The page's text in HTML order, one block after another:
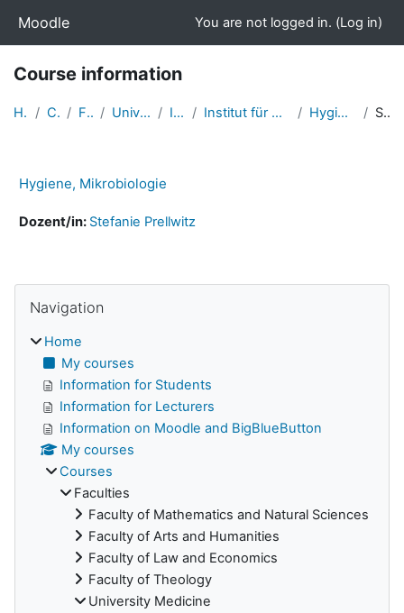
Moodle You are not logged in. (Log in)
Course information
Home Courses Faculties University Medicine Institutes Institut für Hygiene und Umweltmedizin Hygiene, Mikrobiologie Summary
Hygiene, Mikrobiologie
Dozent/in: Stefanie Prellwitz
Navigation
Home
My courses
Information for Students
Information for Lecturers
Information on Moodle and BigBlueButton
My courses
Courses
Faculties
Faculty of Mathematics and Natural Sciences
Faculty of Arts and Humanities
Faculty of Law and Economics
Faculty of Theology
University Medicine